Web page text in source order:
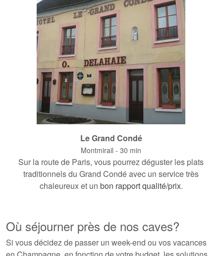
Le Grand Condé
Montmirail - 30 min
Sur la route de Paris, vous pourrez déguster les plats
traditionnels du Grand Condé avec un service très
chaleureux et un bon rapport qualité/prix.
Où séjourner près de nos caves?
Si vous décidez de passer un week-end ou vos vacances